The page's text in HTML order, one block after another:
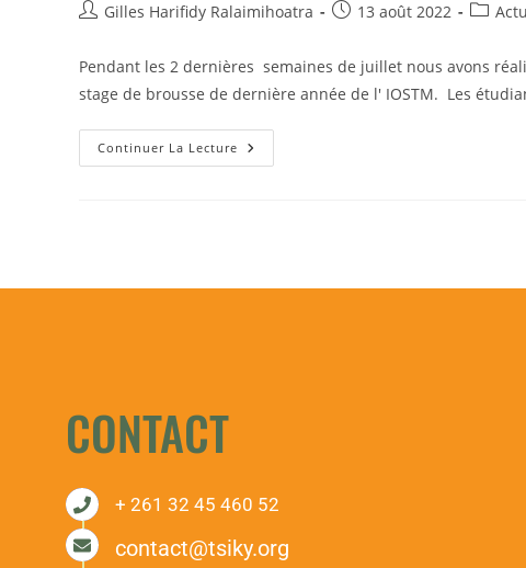
Gilles Harifidy Ralaimihoatra 13 août 2022
Pendant les 2 dernières semaines de juillet nous avons
stage de brousse de dernière année de l' IOSTM. Les
Continuer La Lecture
CONTACT
+ 261 32 45 460 52
contact@tsiky.org